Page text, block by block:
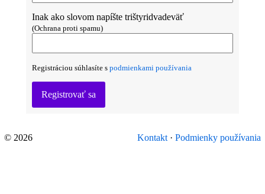
Inak ako slovom napíšte trištyridvadeväť
(Ochrana proti spamu)
Registráciou súhlasíte s podmienkami používania
Registrovať sa
© 2026 Kontakt· Podmienky používania